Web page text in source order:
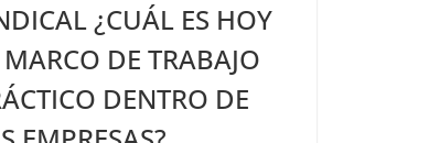
¿CUÁL ES HOY
MARCO DE TRABAJO
DENTRO DE